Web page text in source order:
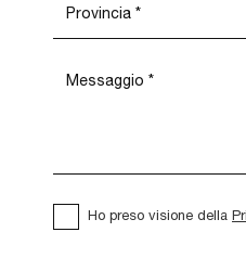
Ho preso visione della